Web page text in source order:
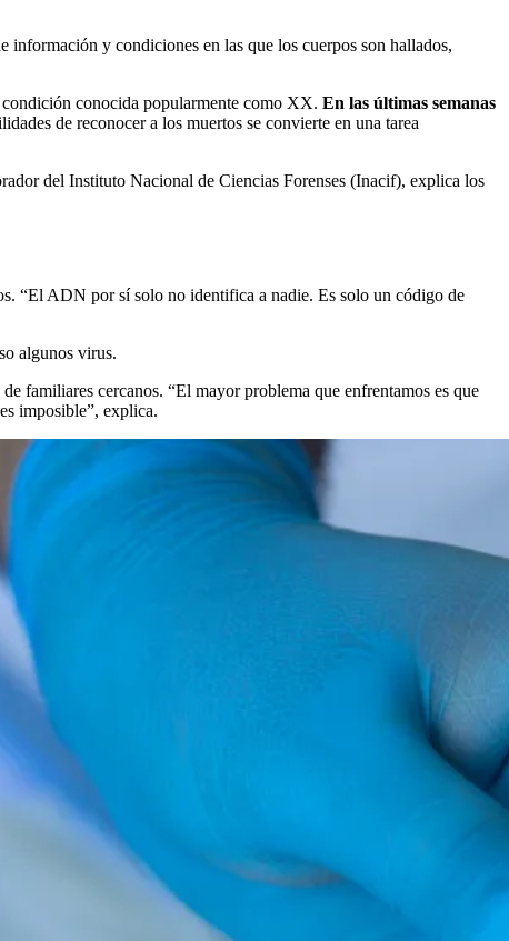
y condiciones en las que los cuerpos son hallados,
condición conocida popularmente como XX. En las últimas semanas
de reconocer a los muertos se convierte en una tarea
del Instituto Nacional de Ciencias Forenses (Inacif), explica los
“El ADN por sí solo no identifica a nadie. Es solo un código de
algunos virus.
familiares cercanos. “El mayor problema que enfrentamos es que
imposible”, explica.